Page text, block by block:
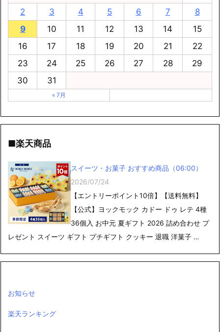
2
3 4 5 6 7
8
9
10 11 12 13 14
15
16
17 18 19 20 21
22
23
24 25 26 27 28
29
30
31
« 7月
■楽天商品
スイーツ・お菓子 おすすめ商品（06:00）
2026/07/24
【エントリーポイント10倍】【送料無料】
【公式】ヨックモック カドー ドゥ レテ 4種
36個入 お中元 夏ギフト 2026 詰め合わせ プ
レゼント スイーツ ギフト プチギフト クッキー 退職 洋菓子 …
お知らせ
楽天ランキング